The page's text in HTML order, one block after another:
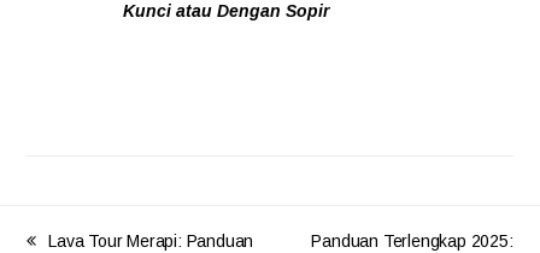
Kunci atau Dengan Sopir
Lava Tour Merapi: Panduan
Panduan Terlengkap 2025: